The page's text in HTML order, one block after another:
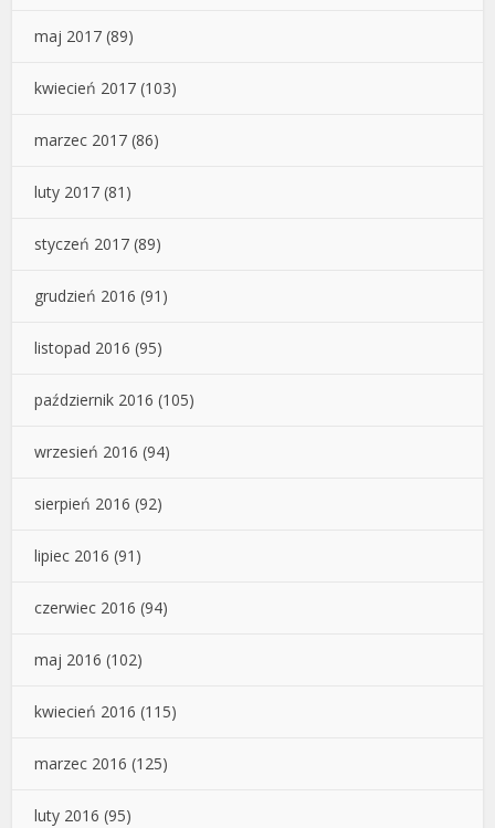
maj 2017 (89)
kwiecień 2017 (103)
marzec 2017 (86)
luty 2017 (81)
styczeń 2017 (89)
grudzień 2016 (91)
listopad 2016 (95)
październik 2016 (105)
wrzesień 2016 (94)
sierpień 2016 (92)
lipiec 2016 (91)
czerwiec 2016 (94)
maj 2016 (102)
kwiecień 2016 (115)
marzec 2016 (125)
luty 2016 (95)